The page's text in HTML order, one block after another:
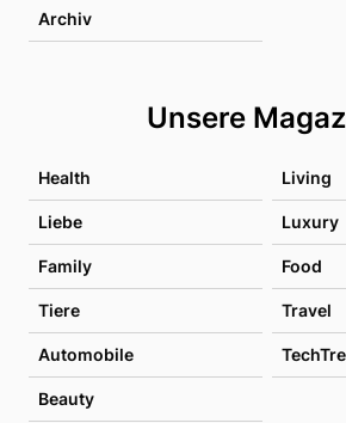
Archiv
Unsere
Health Living
Liebe Luxury
Family Food
Tiere Travel
Automobile
Beauty